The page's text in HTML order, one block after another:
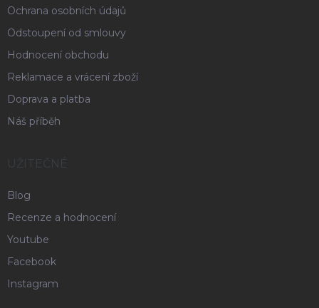
Ochrana osobních údajů
Odstoupení od smlouvy
Hodnocení obchodu
Reklamace a vrácení zboží
Doprava a platba
Náš příběh
UŽITEČNÉ
Blog
Recenze a hodnocení
Youtube
Facebook
Instagram